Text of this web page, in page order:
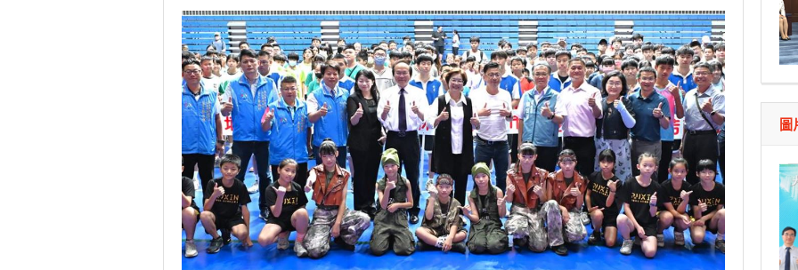
里長一齊維繫公平選舉
彰化聯合捐贈4輛高規格救護車 首配全自動電動擔架床
美濃稻米品質競賽開跑 高雄147論壇揭開好飯祕密、飄
蔣萬安指示各單位提前完成海豚颱風各項防災準備工作
新北行動治理 侯友宜督導基層建設 推動瑞芳礦業文化
山海觀光新品牌
中壢三教紫雲宮捐贈救護車 挹注桃消救護量能
總統接見日本戰略研究論壇暨福和會訪團 盼深化臺日
圖